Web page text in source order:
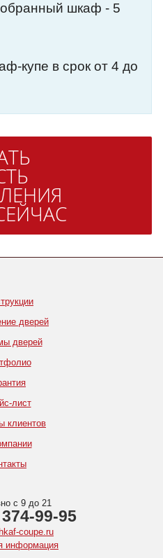
шкаф - 5
купе в срок от 4 до
дверей
дверей
лист
клиентов
с 9 до 21
99-95
coupe.ru
информация